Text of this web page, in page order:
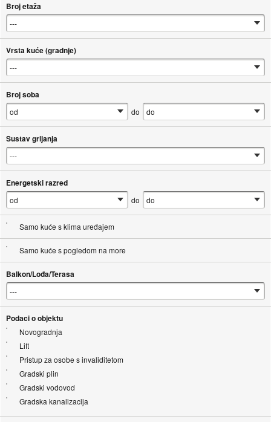
Broj etaža
Vrsta kuće (gradnje)
Broj soba
do
Sustav grijanja
Energetski razred
do
Samo kuće s klima uređajem
Samo kuće s pogledom na more
Balkon/Lođa/Terasa
Podaci o objektu
Novogradnja
Lift
Pristup za osobe s invaliditetom
Gradski plin
Gradski vodovod
Gradska kanalizacija